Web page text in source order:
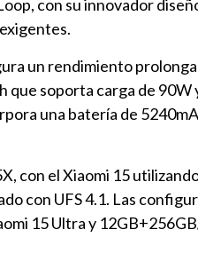
con su innovador
un rendimiento
que soporta carga de 90W
una batería de
con el Xiaomi 15
con UFS 4.1. Las
15 Ultra y